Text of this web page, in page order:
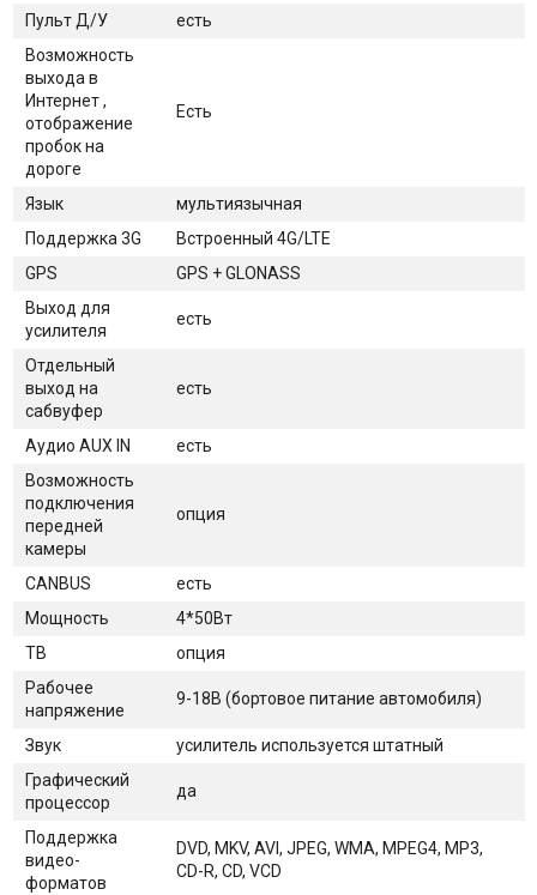
Пульт Д/У
есть
Возможность
выхода в
Интернет ,
отображение
пробок на
дороге
Есть
Язык
мультиязычная
Поддержка 3G
Встроенный 4G/LTE
GPS
GPS + GLONASS
Выход для
усилителя
есть
Отдельный
выход на
сабвуфер
есть
Аудио AUX IN
есть
Возможность
подключения
передней
камеры
опция
CANBUS
есть
Мощность
4*50Вт
ТВ
опция
Рабочее
напряжение
9-18В (бортовое питание автомобиля)
Звук
усилитель используется штатный
Графический
процессор
да
Поддержка
видео-
форматов
DVD, MKV, AVI, JPEG, WMA, MPEG4, MP3,
CD-R, CD, VCD